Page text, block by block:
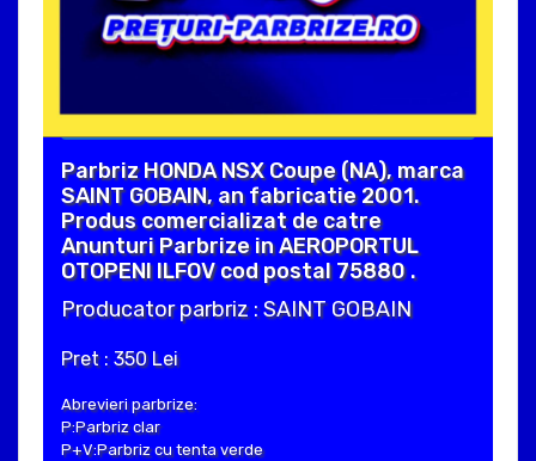
Parbriz HONDA NSX Coupe (NA), marca
SAINT GOBAIN, an fabricatie 2001.
Produs comercializat de catre
Anunturi Parbrize in AEROPORTUL
OTOPENI ILFOV cod postal 75880 .
Producator parbriz : SAINT GOBAIN
Pret : 350 Lei
Abrevieri parbrize:
P:Parbriz clar
P+V:Parbriz cu tenta verde